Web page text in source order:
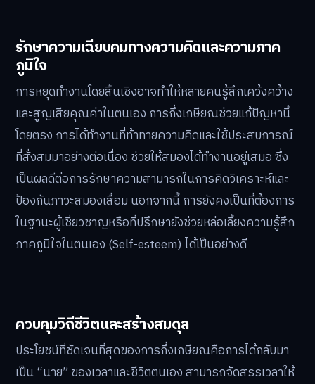
รักษาความเฉียบคมทางความคิดและความภาค
ภูมิใจ
การหยุดทำงานโดยสิ้นเชิงอาจทำให้หลายคนรู้สึกเคว้งคว้าง
และสูญเสียคุณค่าในตนเอง การกึ่งเกษียณช่วยแก้ปัญหานี้
โดยตรง การได้ทำงานที่ท้าทายความคิดและใช้ประสบการณ์
ที่สั่งสมมาอย่างต่อเนื่อง ช่วยให้สมองได้ทำงานอยู่เสมอ ซึ่ง
เป็นผลดีต่อการรักษาความสามารถในการคิดวิเคราะห์และ
ป้องกันภาวะสมองเสื่อม นอกจากนี้ การยังคงเป็นที่ต้องการ
ในฐานะผู้เชี่ยวชาญหรือที่ปรึกษายังช่วยหล่อเลี้ยงความรู้สึก
ภาคภูมิใจในตนเอง (Self-esteem) ได้เป็นอย่างดี
ควบคุมวิถีชีวิตและสร้างสมดุล
ประโยชน์ที่ชัดเจนที่สุดของการกึ่งเกษียณคือการได้กลับมา
เป็น “นาย” ของเวลาและชีวิตตนเอง สามารถจัดสรรเวลาให้